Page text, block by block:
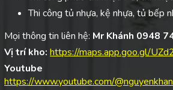
Thi công tủ nhựa, kệ nhựa, tủ bếp
Mọi thông tin liên hệ: Mr Khánh 0948
Vị trí kho: https://maps.app.goo.gl/
Youtube
https://www.youtube.com/